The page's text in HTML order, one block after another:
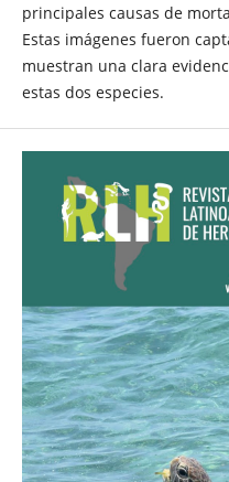
principales causas de
Estas imágenes fueron
muestran una clara
estas dos especies.